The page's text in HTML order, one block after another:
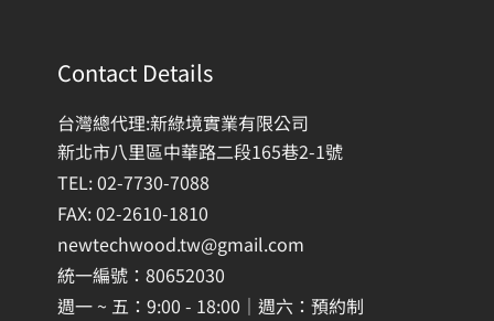
Contact Details
台灣總代理:新綠境實業有限公司
新北市八里區中華路二段165巷2-1號
TEL: 02-7730-7088
FAX: 02-2610-1810
newtechwood.tw@gmail.com
統一編號：80652030
週一 ~ 五：9:00 - 18:00｜週六：預約制